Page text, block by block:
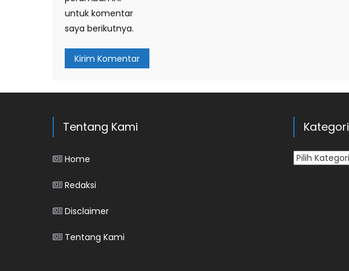
untuk komentar
saya berikutnya.
Tentang Kami
Home
Redaksi
Disclaimer
Tentang Kami
Kategori
Kategori